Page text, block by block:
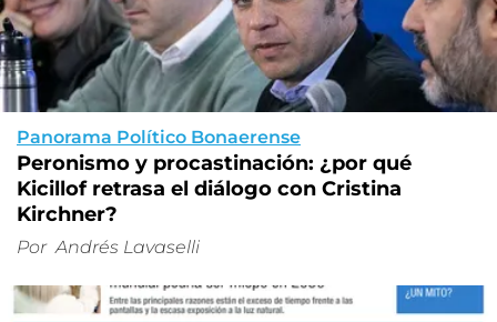
Panorama Político Bonaerense
Peronismo y procastinación: ¿por qué
Kicillof retrasa el diálogo con Cristina
Kirchner?
Por Andrés Lavaselli